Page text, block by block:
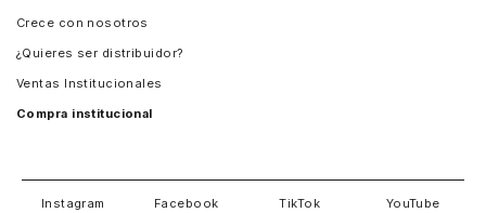
Crece con nosotros
¿Quieres ser distribuidor?
Ventas Institucionales
Compra institucional
Instagram Facebook TikTok YouTube